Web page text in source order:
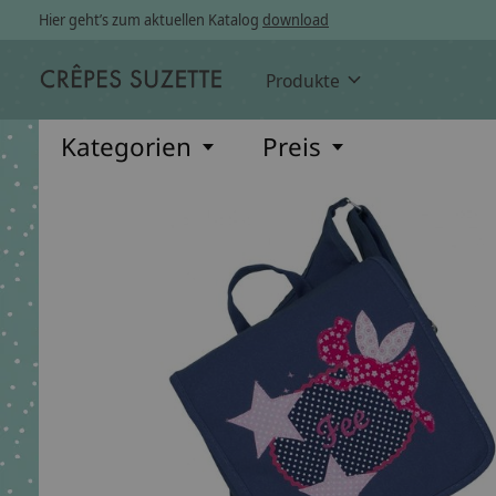
Hier geht’s zum aktuellen Katalog download
Produkte
Kategorien Preis